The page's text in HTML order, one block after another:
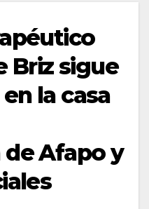
Briz sigue
la casa
Afapo y